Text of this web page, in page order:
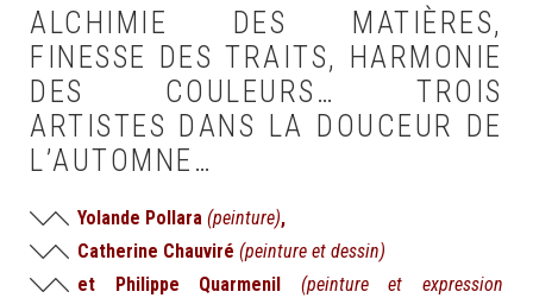
ALCHIMIE DES MATIÈRES,
FINESSE DES TRAITS, HARMONIE
DES COULEURS… TROIS
ARTISTES DANS LA DOUCEUR DE
L’AUTOMNE…
Yolande Pollara (peinture),
Catherine Chauviré (peinture et dessin)
et Philippe Quarmenil
(peinture et expression